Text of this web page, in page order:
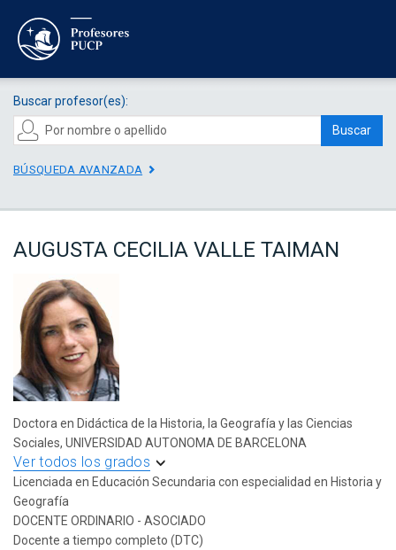
Buscar profesor(es):
Buscar
BÚSQUEDA AVANZADA
AUGUSTA CECILIA VALLE TAIMAN
Doctora en Didáctica de la Historia, la Geografía y las Ciencias
Sociales, UNIVERSIDAD AUTONOMA DE BARCELONA
Ver todos los grados
Licenciada en Educación Secundaria con especialidad en Historia y
Geografía
DOCENTE ORDINARIO - ASOCIADO
Docente a tiempo completo (DTC)